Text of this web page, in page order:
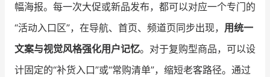
幅海报。每一次大促或新品发布，都可以对应一个专门的
“活动入口区”，在导航、首页、频道页同步出现， 用统一
文案与视觉风格强化用户记忆。对于复购型商品，可以设
计固定的“补货入口”或“常购清单”，缩短老客路径。通过